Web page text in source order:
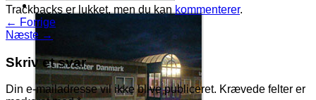
Trackbacks er lukket, men du kankommenterer.
← Forrige
Næste →
Skriv et svar
Din e-mailadresse vil ikke blive publiceret. Krævede felter er